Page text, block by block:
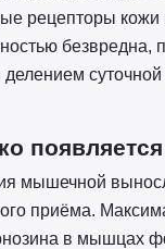
рецепторы кожи
безвредна,
делением
мышечной
приёма.
в мышцах